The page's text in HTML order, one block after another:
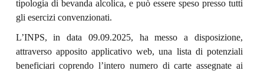
tipologia di bevanda alcolica, e può essere speso presso tutti
gli esercizi convenzionati.
L’INPS, in data 09.09.2025, ha messo a disposizione,
attraverso apposito applicativo web, una lista di potenziali
beneficiari coprendo l’intero numero di carte assegnate ai